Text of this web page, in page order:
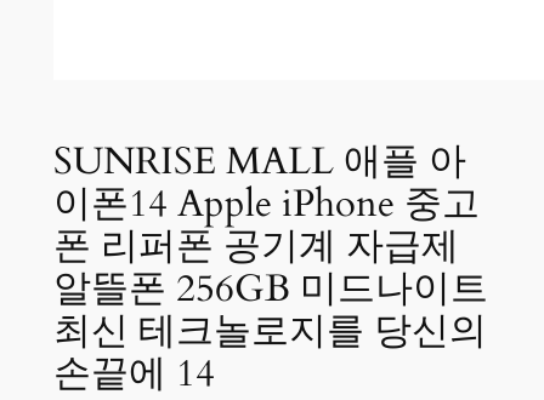
SUNRISE MALL 애플 아
이폰14 Apple iPhone 중고
폰 리퍼폰 공기계 자급제
알뜰폰 256GB 미드나이트
최신 테크놀로지를 당신의
손끝에 14